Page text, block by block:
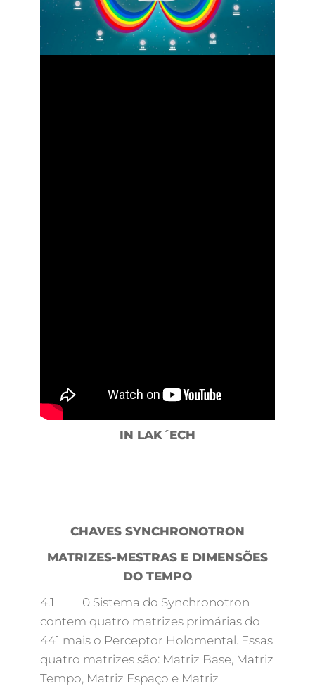
IN LAK´ECH
CHAVES SYNCHRONOTRON
MATRIZES-MESTRAS E DIMENSÕES
DO TEMPO
4.1 0 Sistema do Synchronotron
contem quatro matrizes primárias do
441 mais o Perceptor Holomental. Essas
quatro matrizes são: Matriz Base, Matriz
Tempo, Matriz Espaço e Matriz